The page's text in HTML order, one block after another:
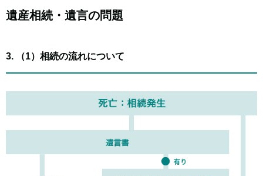
遺産相続・遺言の問題
3. （1）相続の流れについて